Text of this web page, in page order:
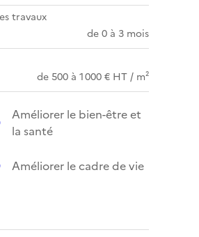
travaux
de 0 à 3 mois
de 500 à 1 000 € HT / m²
Améliorer le bien-être et
la santé
Améliorer le cadre de vie